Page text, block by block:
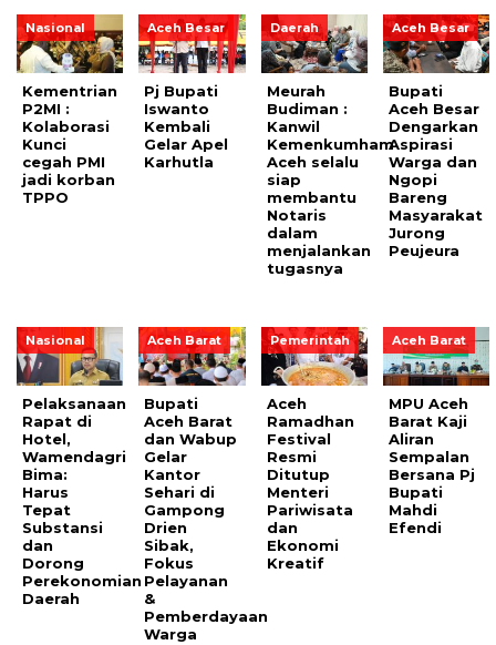
Nasional
Kementrian
P2MI :
Kolaborasi
Kunci
cegah PMI
jadi korban
TPPO
Aceh Besar
Pj Bupati
Iswanto
Kembali
Gelar Apel
Karhutla
Daerah
Meurah
Budiman :
Kanwil
Kemenkumham
Aceh selalu
siap
membantu
Notaris
dalam
menjalankan
tugasnya
Aceh Besar
Bupati
Aceh Besar
Dengarkan
Aspirasi
Warga dan
Ngopi
Bareng
Masyarakat
Jurong
Peujeura
Nasional
Pelaksanaan
Rapat di
Hotel,
Wamendagri
Bima:
Harus
Tepat
Substansi
dan
Dorong
Perekonomian
Daerah
Aceh Barat
Bupati
Aceh Barat
dan Wabup
Gelar
Kantor
Sehari di
Gampong
Drien
Sibak,
Fokus
Pelayanan
&
Pemberdayaan
Warga
Pemerintah
Aceh
Ramadhan
Festival
Resmi
Ditutup
Menteri
Pariwisata
dan
Ekonomi
Kreatif
Aceh Barat
MPU Aceh
Barat Kaji
Aliran
Sempalan
Bersana Pj
Bupati
Mahdi
Efendi